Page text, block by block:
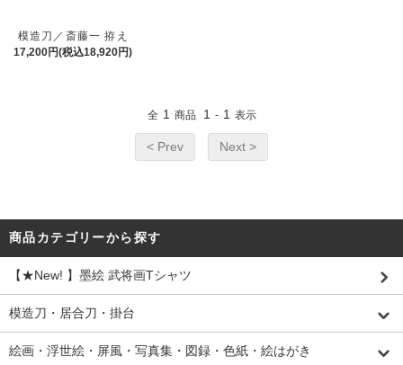
模造刀／斎藤一 拵え
17,200円(税込18,920円)
全 1 商品 1 - 1 表示
< Prev Next >
商品カテゴリーから探す
【★New! 】墨絵 武将画Tシャツ
模造刀・居合刀・掛台
絵画・浮世絵・屏風・写真集・図録・色紙・絵はがき